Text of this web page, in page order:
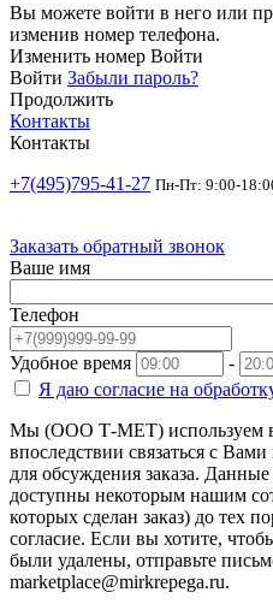
Вы можете войти в него или
изменив номер телефона.
Изменить номер Войти
Войти Забыли пароль?
Продолжить
Контакты
Контакты
+7(495)795-41-27 Пн-Пт: 9:00-
Заказать обратный звонок
Ваше имя
Телефон
Удобное время
-
Я даю согласие на
Мы (ООО Т-МЕТ) используем
впоследствии связаться с
для обсуждения заказа.
доступны некоторым нашим
которых сделан заказ) до тех
согласие. Если вы хотите,
были удалены, отправьте
marketplace@mirkrepega.ru.